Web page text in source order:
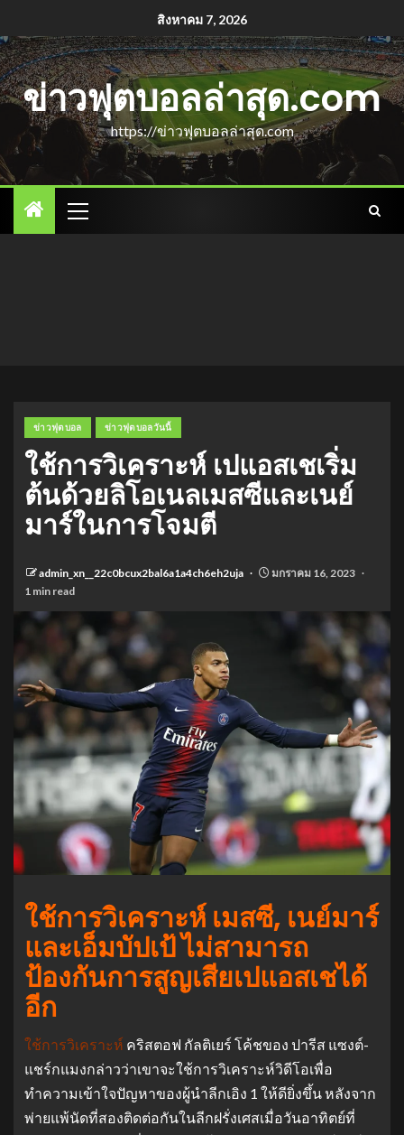
สิงหาคม 7, 2026
ข่าวฟุตบอลล่าสุด.com
https://ข่าวฟุตบอลล่าสุด.com
ข่าวฟุตบอล ข่าวฟุตบอลวันนี้
ใช้การวิเคราะห์ เปแอสเชเริ่ม
ต้นด้วยลิโอเนลเมสซีและเนย์
มาร์ในการโจมตี
admin_xn__22c0bcux2bal6a1a4ch6eh2uja
มกราคม 16, 2023
1 min read
ใช้การวิเคราะห์ เมสซี, เนย์มาร์
และเอ็มบัปเป้ ไม่สามารถ
ป้องกันการสูญเสียเปแอสเชได้
อีก
ใช้การวิเคราะห์ คริสตอฟ กัลติเยร์ โค้ชของ ปารีส แซงต์-
แชร์กแมงกล่าวว่าเขาจะใช้การวิเคราะห์วิดีโอเพื่อ
ทำความเข้าใจปัญหาของผู้นำลีกเอิง 1 ให้ดียิ่งขึ้น หลังจาก
พ่ายแพ้นัดที่สองติดต่อกันในลีกฝรั่งเศสเมื่อวันอาทิตย์ที่